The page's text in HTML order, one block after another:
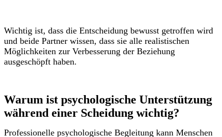
Wichtig ist, dass die Entscheidung bewusst getroffen wird
und beide Partner wissen, dass sie alle realistischen
Möglichkeiten zur Verbesserung der Beziehung
ausgeschöpft haben.
Warum ist psychologische Unterstützung
während einer Scheidung wichtig?
Professionelle psychologische Begleitung kann Menschen